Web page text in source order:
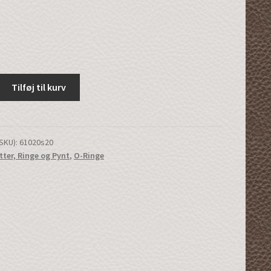
Tilføj til kurv
61020s20
Ringe og Pynt, O-Ringe